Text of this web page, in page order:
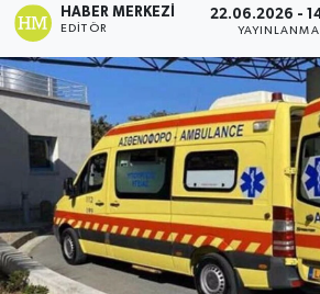
HABER MERKEZI
EDITÖR
22.06.2026 -
YAYINLANMA
ESENTEPE
GAZİMAĞUSA
GİRNE
GÜNDEM
GÜNEY KIBRIS